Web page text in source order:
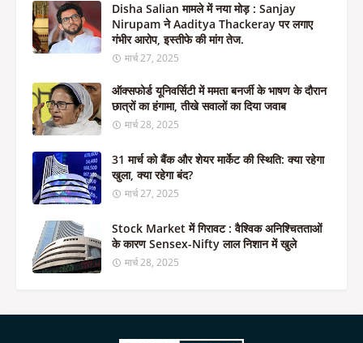
Disha Salian मामले में नया मोड़ : Sanjay
Nirupam ने Aaditya Thackeray पर लगाए
गंभीर आरोप, इस्तीफे की मांग तेज.
मार्च 27, 2025
ऑक्सफोर्ड यूनिवर्सिटी में ममता बनर्जी के भाषण के दौरान
छात्रों का हंगामा, तीखे सवालों का दिया जवाब
मार्च 28, 2025
31 मार्च को बैंक और शेयर मार्केट की स्थिति: क्या रहेगा
खुला, क्या रहेगा बंद?
मार्च 27, 2025
Stock Market में गिरावट : वैश्विक अनिश्चितताओं
के कारण Sensex-Nifty लाल निशान में खुले
मार्च 28, 2025